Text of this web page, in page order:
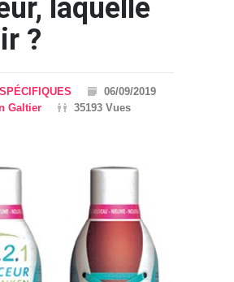
laquelle
?
06/09/2019
Galtier
35193 Vues